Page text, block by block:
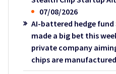
07/08/2026
AI-battered hedge
made a big bet this
private company
chips are